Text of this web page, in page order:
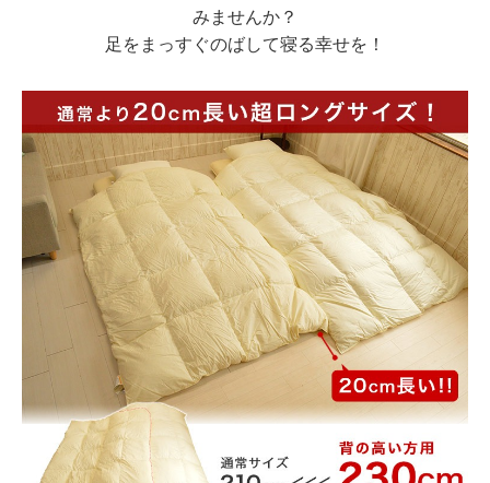
みませんか？
足をまっすぐのばして寝る幸せを！